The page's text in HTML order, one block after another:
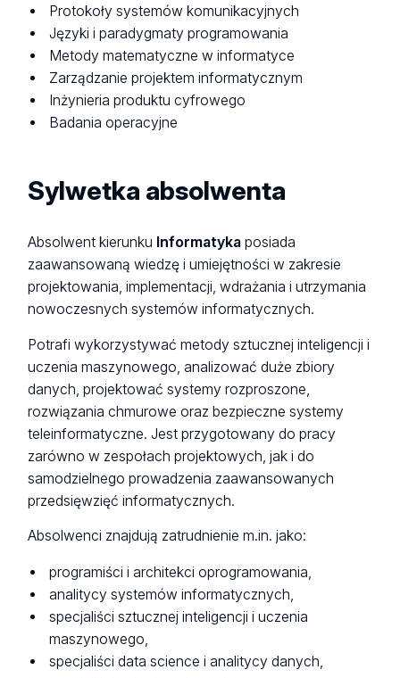
Protokoły systemów komunikacyjnych
Języki i paradygmaty programowania
Metody matematyczne w informatyce
Zarządzanie projektem informatycznym
Inżynieria produktu cyfrowego
Badania operacyjne
Sylwetka absolwenta
Absolwent kierunku Informatyka posiada
zaawansowaną wiedzę i umiejętności w zakresie
projektowania, implementacji, wdrażania i utrzymania
nowoczesnych systemów informatycznych.
Potrafi wykorzystywać metody sztucznej inteligencji i
uczenia maszynowego, analizować duże zbiory
danych, projektować systemy rozproszone,
rozwiązania chmurowe oraz bezpieczne systemy
teleinformatyczne. Jest przygotowany do pracy
zarówno w zespołach projektowych, jak i do
samodzielnego prowadzenia zaawansowanych
przedsięwzięć informatycznych.
Absolwenci znajdują zatrudnienie m.in. jako:
programiści i architekci oprogramowania,
analitycy systemów informatycznych,
specjaliści sztucznej inteligencji i uczenia
maszynowego,
specjaliści data science i analitycy danych,